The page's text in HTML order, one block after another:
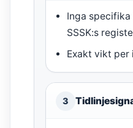
Inga
SSSK:s
Exakt vikt
3